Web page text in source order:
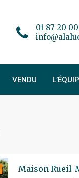
01 87 20
VENDU
Maison Rueil-